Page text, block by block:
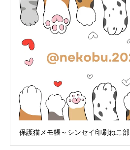
保護猫メモ帳～シンセイ印刷ねこ部